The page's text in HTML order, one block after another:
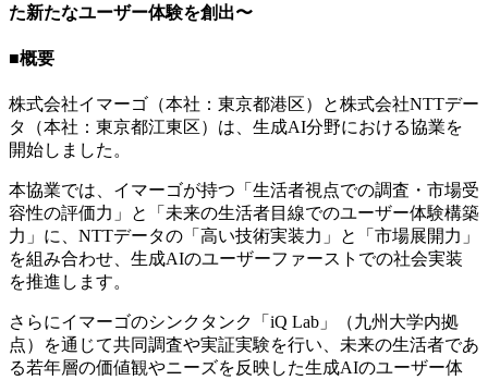
た新たなユーザー体験を創出〜
■概要
株式会社イマーゴ（本社：東京都港区）と株式会社NTTデー
タ（本社：東京都江東区）は、生成AI分野における協業を
開始しました。
本協業では、イマーゴが持つ「生活者視点での調査・市場受
容性の評価力」と「未来の生活者目線でのユーザー体験構築
力」に、NTTデータの「高い技術実装力」と「市場展開力」
を組み合わせ、生成AIのユーザーファーストでの社会実装
を推進します。
さらにイマーゴのシンクタンク「iQ Lab」（九州大学内拠
点）を通じて共同調査や実証実験を行い、未来の生活者であ
る若年層の価値観やニーズを反映した生成AIのユーザー体